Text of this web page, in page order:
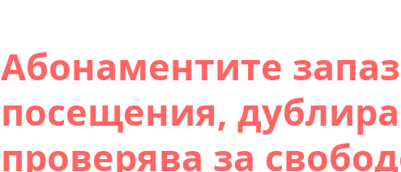
Абонаментите
посещения,
проверява за